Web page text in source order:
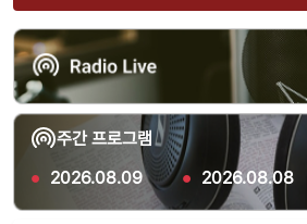
주간 프로그램
● 2026.08.09 ● 2026.08.08